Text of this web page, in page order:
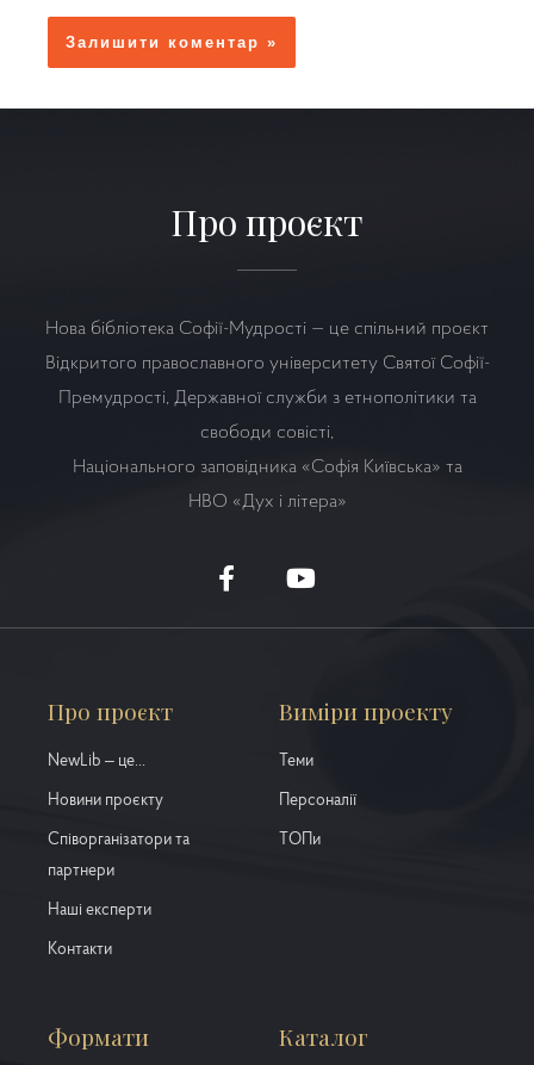
Про проєкт
Нова бібліотека Софії-Мудрості — це спільний проєкт
Відкритого православного університету Святої Софії-
Премудрості, Державної служби з етнополітики та
свободи совісті,
Національного заповідника «Софія Київська» та
НВО «Дух і літера»
Про проєкт
NewLib – це...
Новини проєкту
Співорганізатори та
партнери
Наші експерти
Контакти
Виміри проекту
Теми
Персоналії
ТОПи
Формати Каталог